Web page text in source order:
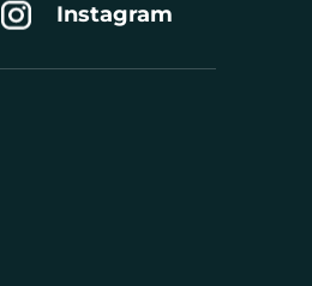
Instagram